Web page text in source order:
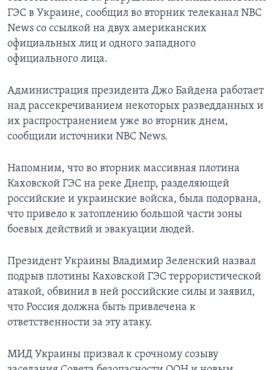
ГЭС в Украине, сообщил во вторник телеканал NBC
News со ссылкой на двух американских
официальных лиц и одного западного
официального лица.
Администрация президента Джо Байдена работает
над рассекречиванием некоторых разведданных и
их распространением уже во вторник днем,
сообщили источники NBC News.
Напомним, что во вторник массивная плотина
Каховской ГЭС на реке Днепр, разделяющей
российские и украинские войска, была подорвана,
что привело к затоплению большой части зоны
боевых действий и эвакуации людей.
Президент Украины Владимир Зеленский назвал
подрыв плотины Каховской ГЭС террористической
атакой, обвинил в ней российские силы и заявил,
что Россия должна быть привлечена к
ответственности за эту атаку.
МИД Украины призвал к срочному созыву